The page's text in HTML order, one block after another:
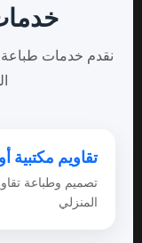
نقدم خدمات طباعة
تقاويم مكتبية
تصميم وطباعة
المنزلي